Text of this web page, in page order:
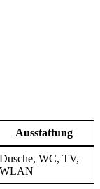
Ausstattung
Dusche, WC, TV,
WLAN